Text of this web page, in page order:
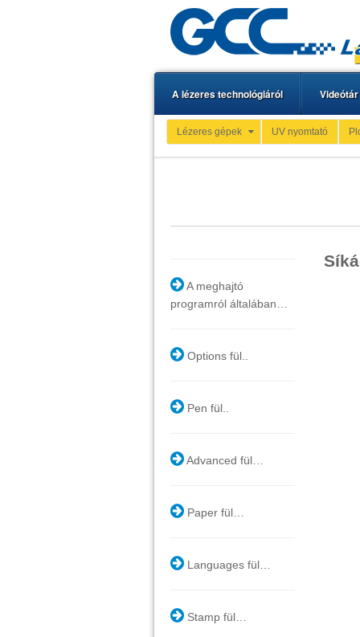
A lézeres technológiáról Videótár
Lézeres gépek UV nyomtató
A meghajtó
programról általában…
Options fül..
Pen fül..
Advanced fül…
Paper fül…
Languages fül…
Stamp fül…